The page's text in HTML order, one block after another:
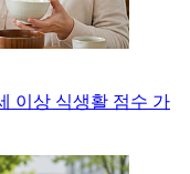
이상 식생활 점수 가